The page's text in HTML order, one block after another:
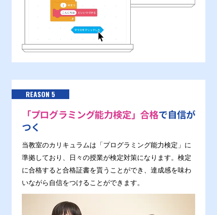
REASON 5
「プログラミング能力検定」合格で自信が
つく
当教室のカリキュラムは「プログラミング能力検定」に
準拠しており、日々の授業が検定対策になります。検定
に合格すると合格証書を貰うことができ、達成感を味わ
いながら自信をつけることができます。